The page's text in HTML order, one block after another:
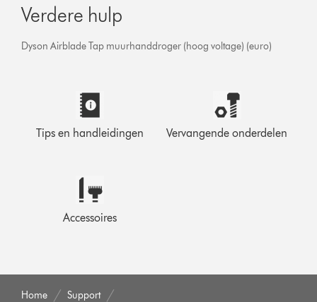
Verdere hulp
Dyson Airblade Tap muurhanddroger (hoog voltage) (euro)
Tips en handleidingen Vervangende onderdelen
Accessoires
Home Support